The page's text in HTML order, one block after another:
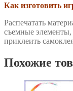
Как изготовить
Распечатать
съемные
приклеить
Похожие